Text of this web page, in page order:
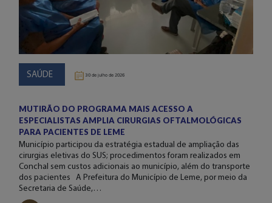
SAÚDE 30 de julho de 2026
MUTIRÃO DO PROGRAMA MAIS ACESSO A
ESPECIALISTAS AMPLIA CIRURGIAS OFTALMOLÓGICAS
PARA PACIENTES DE LEME
Município participou da estratégia estadual de ampliação das
cirurgias eletivas do SUS; procedimentos foram realizados em
Conchal sem custos adicionais ao município, além do transporte
dos pacientes A Prefeitura do Município de Leme, por meio da
Secretaria de Saúde,…